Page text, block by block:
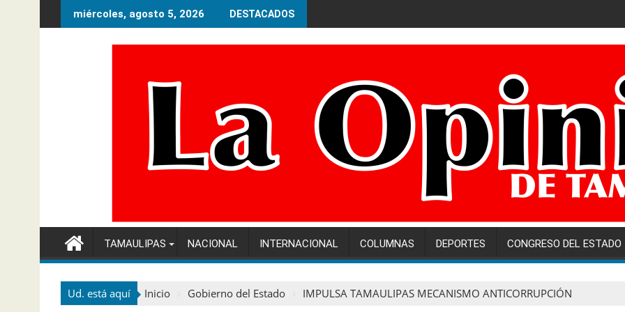
al
miércoles, agosto 5, 2026 DESTACADOS
TAMAULIPAS NACIONAL INTERNACIONAL COLUMNAS DEPORTES CONGRESO DEL ESTADO
Ud. está aquí Inicio Gobierno del Estado IMPULSA TAMAULIPAS MECANISMO ANTICORRUPCIÓN